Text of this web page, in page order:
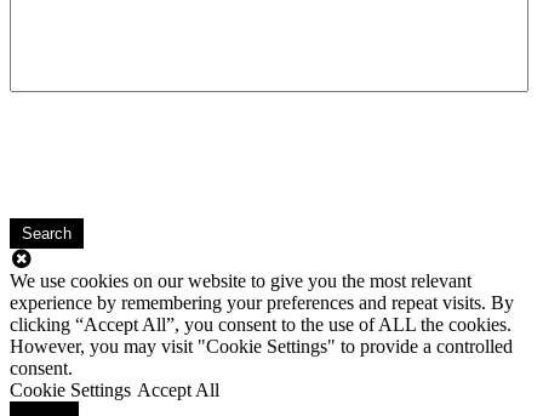
Search
We use cookies on our website to give you the most relevant
experience by remembering your preferences and repeat visits. By
clicking “Accept All”, you consent to the use of ALL the cookies.
However, you may visit "Cookie Settings" to provide a controlled
consent.
Cookie Settings Accept All